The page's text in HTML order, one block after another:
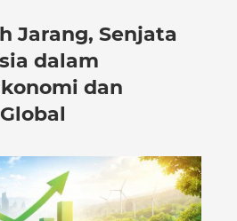
Jarang, Senjata
dalam
dan